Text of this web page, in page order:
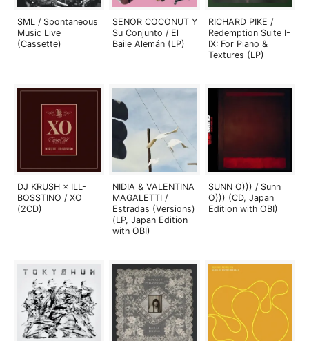
SML / Spontaneous
Music Live
(Cassette)
SENOR COCONUT Y
Su Conjunto / El
Baile Alemán (LP)
RICHARD PIKE /
Redemption Suite I-
IX: For Piano &
Textures (LP)
DJ KRUSH × ILL-
BOSSTINO / XO
(2CD)
NIDIA & VALENTINA
MAGALETTI /
Estradas (Versions)
(LP, Japan Edition
with OBI)
SUNN O))) / Sunn
O))) (CD, Japan
Edition with OBI)